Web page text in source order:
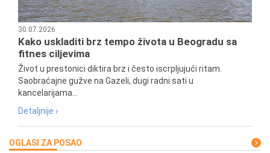
30.07.2026
Kako uskladiti brz tempo života u Beogradu sa
fitnes ciljevima
Život u prestonici diktira brz i često iscrpljujući ritam.
Saobraćajne gužve na Gazeli, dugi radni sati u
kancelarijama...
Detaljnije ›
OGLASI ZA POSAO